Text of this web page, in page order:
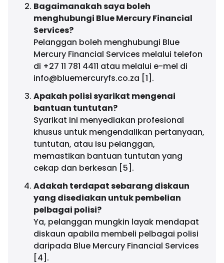
Bagaimanakah saya boleh
menghubungi Blue Mercury Financial
Services?
Pelanggan boleh menghubungi Blue
Mercury Financial Services melalui telefon
di +27 11 781 4411 atau melalui e-mel di
info@bluemercuryfs.co.za [1].
Apakah polisi syarikat mengenai
bantuan tuntutan?
Syarikat ini menyediakan profesional
khusus untuk mengendalikan pertanyaan,
tuntutan, atau isu pelanggan,
memastikan bantuan tuntutan yang
cekap dan berkesan [5].
Adakah terdapat sebarang diskaun
yang disediakan untuk pembelian
pelbagai polisi?
Ya, pelanggan mungkin layak mendapat
diskaun apabila membeli pelbagai polisi
daripada Blue Mercury Financial Services
[4].